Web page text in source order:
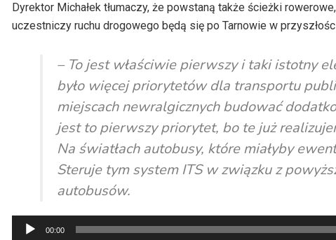
Dyrektor Michałek tłumaczy, że powstaną także ścieżki
uczestniczy ruchu drogowego będą się po Tarnowie w
– To jest właściwie pierwszy i taki istotny
było więcej priorytetów dla transportu
miejscach newralgicznych budować
jest to pierwszy priorytet, bo te już
Na światłach autobusy, które miałyby
Steruje tym system ITS w związku z
autobusów.
Odtwarzacz
00:00